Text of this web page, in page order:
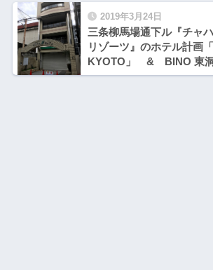
2019年3月24日
三条柳馬場通下ル『チャ
リゾーツ』のホテル計画
KYOTO」 & BINO 東